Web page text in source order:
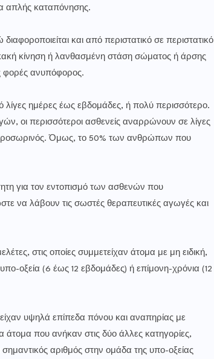
απλής καταπόνησης.
και από περιστατικό σε περιστατικό
κίνηση ή λανθασμένη στάση σώματος ή άρσης
φορές ανυπόφορος.
ημέρες έως εβδομάδες, ή πολύ περισσότερο.
οι περισσότεροι ασθενείς αναρρώνουν σε λίγες
Όμως, το 50% των ανθρώπων που
για τον εντοπισμό των ασθενών που
να λάβουν τις σωστές θεραπευτικές αγωγές και
στις οποίες συμμετείχαν άτομα με μη ειδική,
οξεία (6 έως 12 εβδομάδες) ή επίμονη-χρόνια (12
υψηλά επίπεδα πόνου και αναπηρίας με
άτομα που ανήκαν στις δύο άλλες κατηγορίες,
αριθμός στην ομάδα της υπο-οξείας